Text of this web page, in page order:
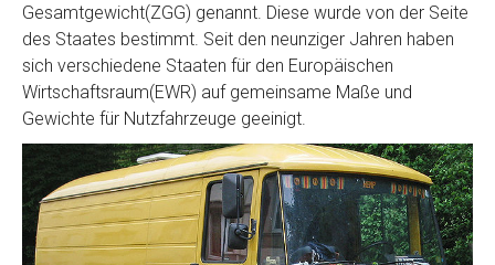
Gesamtgewicht(ZGG) genannt. Diese wurde von der Seite
des Staates bestimmt. Seit den neunziger Jahren haben
sich verschiedene Staaten für den Europäischen
Wirtschaftsraum(EWR) auf gemeinsame Maße und
Gewichte für Nutzfahrzeuge geeinigt.